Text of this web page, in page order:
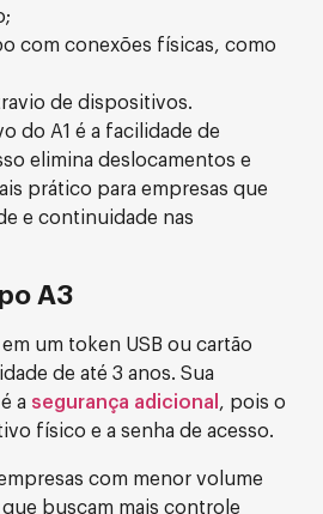
com conexões físicas, como
de dispositivos.
do A1 é a facilidade de
elimina deslocamentos e
prático para empresas que
e continuidade nas
A3
um token USB ou cartão
de até 3 anos. Sua
a segurança adicional , pois o
físico e a senha de acesso.
com menor volume
buscam mais controle